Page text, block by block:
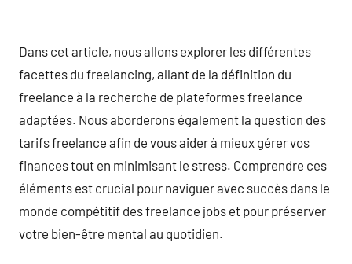
Dans cet article, nous allons explorer les différentes
facettes du freelancing, allant de la définition du
freelance à la recherche de plateformes freelance
adaptées. Nous aborderons également la question des
tarifs freelance afin de vous aider à mieux gérer vos
finances tout en minimisant le stress. Comprendre ces
éléments est crucial pour naviguer avec succès dans le
monde compétitif des freelance jobs et pour préserver
votre bien-être mental au quotidien.